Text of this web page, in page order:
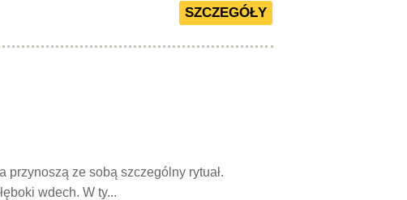
ze sobą szczególny rytuał.
wdech. W ty...